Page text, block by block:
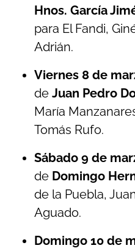
Hnos. García
para El Fandi,
Adrián.
Viernes 8 de
de Juan Pedro
María
Tomás Rufo.
Sábado 9 de
de Domingo
de la Puebla,
Aguado.
Domingo 10 de